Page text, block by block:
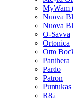
MyWam
Nuova
Nuova
O-Savva
Ortonica
Otto
Panthera
Pardo
Patron
Puntukas
R82